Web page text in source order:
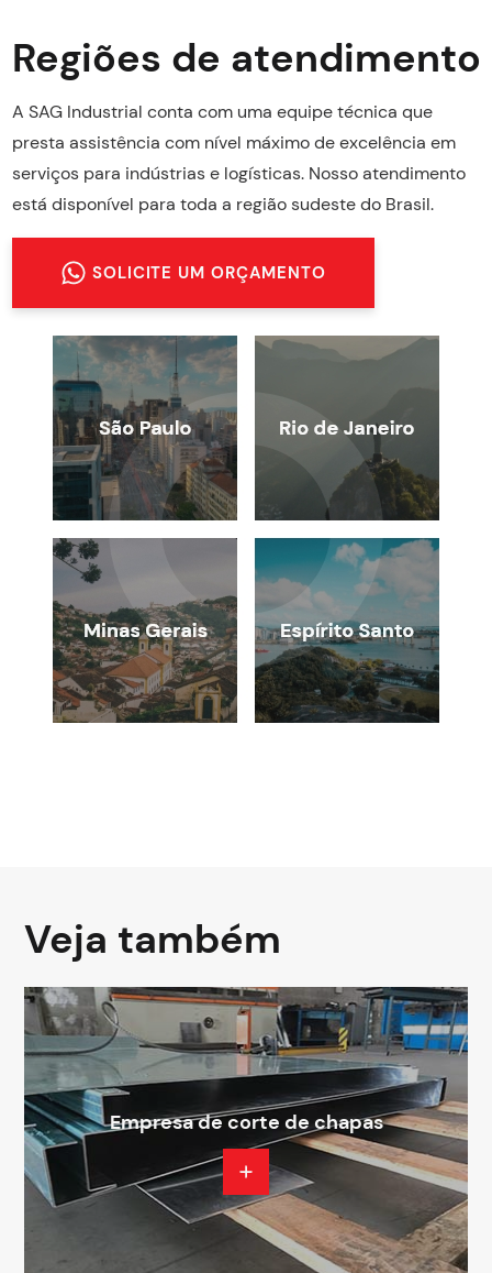
Regiões de atendimento
A SAG Industrial conta com uma equipe técnica que
presta assistência com nível máximo de excelência em
serviços para indústrias e logísticas. Nosso atendimento
está disponível para toda a região sudeste do Brasil.
SOLICITE UM ORÇAMENTO
Veja também
Empresa de corte de chapas